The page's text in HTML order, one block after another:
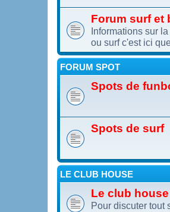
Forum surf et
Informations sur
ou surf c'est ici
FORUM SPOT
Spots de
Spots de surf
LE CLUB HOUSE
Le club house
Pour discuter tout